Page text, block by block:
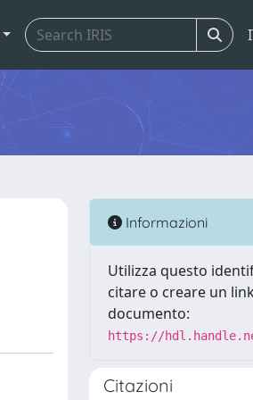
Informazioni
Utilizza questo
citare o creare un
documento:
https://
Citazioni